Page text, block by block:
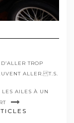
TROP
ALLER. T.S.
LES AILES À UN